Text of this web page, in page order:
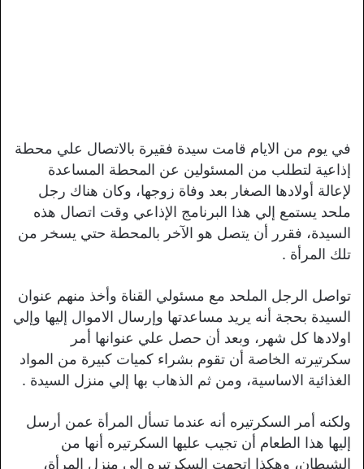
في يوم من الايام قامت سيدة فقيرة بالاتصال علي محطة
إذاعية لتطلب من المسئولين عن المحطة المساعدة
لإعالة أولادها الصغار بعد وفاة زوجها، وكان هناك رجل
ملحد يستمع إلي هذا البرنامج الإذاعي وقت اتصال هذه
السيدة، فقرر أن يتصل هو الآخر بالمحطة حتي يسخر من
تلك المرأة .
تواصل الرجل الملحد مع مسئولي القناة وأخذ منهم عنوان
السيدة بحجة أنه يريد مساعدتها وإرسال الاموال إليها وإلي
اولادها كل شهر، وبعد أن حصل علي عنوانها أمر
سكرتيرته الخاصة أن تقوم بشراء كميات كبيرة من المواد
الغذائية الاساسية، ومن ثم الذهاب بها إلي منزل السيدة .
ولكنه أمر السكرتيره أنه عندما تسأل المرأة عمن أرسل
إليها هذا الطعام أن تجيب عليها السكرتيره أنها من
الشيطان، وهكذا اتجهت السكرتيره إلي منزل المرأة،